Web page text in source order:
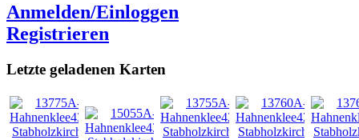
Anmelden/Einloggen
Registrieren
Letzte geladenen Karten